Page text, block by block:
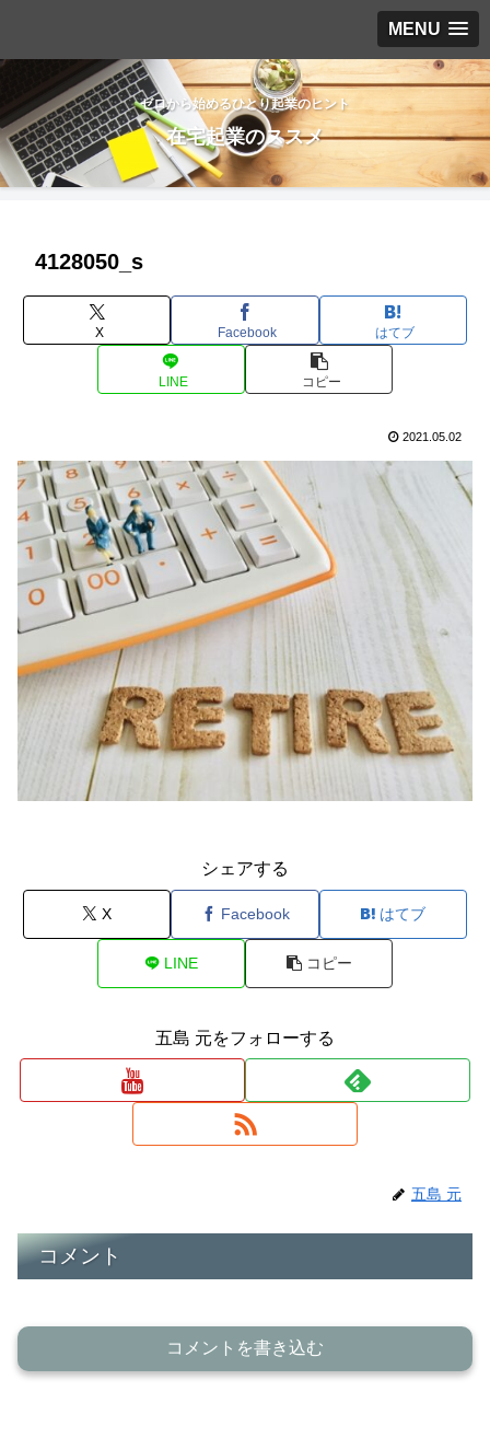
MENU
ゼロから始めるひとり起業のヒント
在宅起業のススメ
4128050_s
X Facebook はてブ
LINE コピー
2021.05.02
シェアする
X Facebook はてブ
LINE コピー
五島 元をフォローする
五島 元
コメント
コメントを書き込む